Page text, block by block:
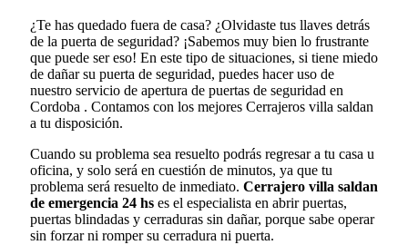
¿Te has quedado fuera de casa? ¿Olvidaste tus llaves detrás
de la puerta de seguridad? ¡Sabemos muy bien lo frustrante
que puede ser eso! En este tipo de situaciones, si tiene miedo
de dañar su puerta de seguridad, puedes hacer uso de
nuestro servicio de apertura de puertas de seguridad en
Cordoba . Contamos con los mejores Cerrajeros villa saldan
a tu disposición.
Cuando su problema sea resuelto podrás regresar a tu casa u
oficina, y solo será en cuestión de minutos, ya que tu
problema será resuelto de inmediato. Cerrajero villa saldan
de emergencia 24 hs es el especialista en abrir puertas,
puertas blindadas y cerraduras sin dañar, porque sabe operar
sin forzar ni romper su cerradura ni puerta.